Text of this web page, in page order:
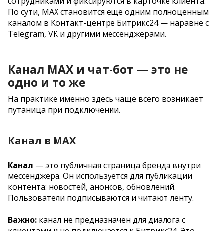
По сути, MAX становится ещё одним полноценным
каналом в Контакт-центре Битрикс24 — наравне с
Telegram, VK и другими мессенджерами.
Канал MAX и чат-бот — это не
одно и то же
На практике именно здесь чаще всего возникает
путаница при подключении.
Канал в MAX
Канал — это публичная страница бренда внутри
мессенджера. Он используется для публикации
контента: новостей, анонсов, обновлений.
Пользователи подписываются и читают ленту.
Важно: канал не предназначен для диалога с